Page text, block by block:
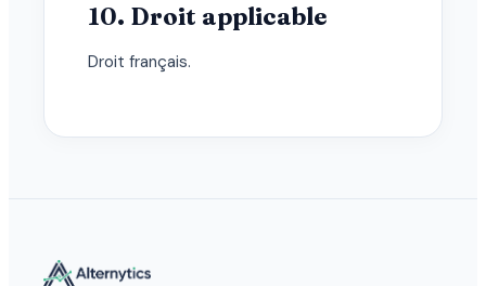
10. Droit applicable
Droit français.